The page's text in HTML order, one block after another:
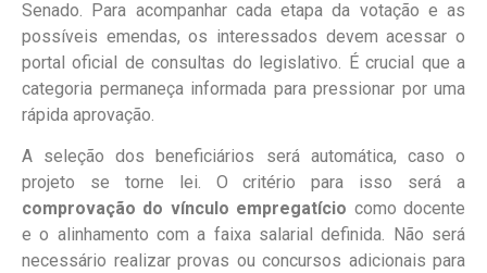
Senado. Para acompanhar cada etapa da votação e as
possíveis emendas, os interessados devem acessar o
portal oficial de consultas do legislativo. É crucial que a
categoria permaneça informada para pressionar por uma
rápida aprovação.
A seleção dos beneficiários será automática, caso o
projeto se torne lei. O critério para isso será a
comprovação do vínculo empregatício como docente
e o alinhamento com a faixa salarial definida. Não será
necessário realizar provas ou concursos adicionais para